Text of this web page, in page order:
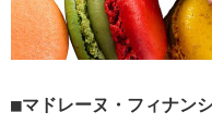
マドレーヌ・フィナン